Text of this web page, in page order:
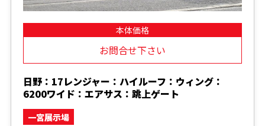
本体価格
お問合せ下さい
日野：17レンジャー：ハイルーフ：ウィング：
6200ワイド：エアサス：跳上ゲート
一宮展示場